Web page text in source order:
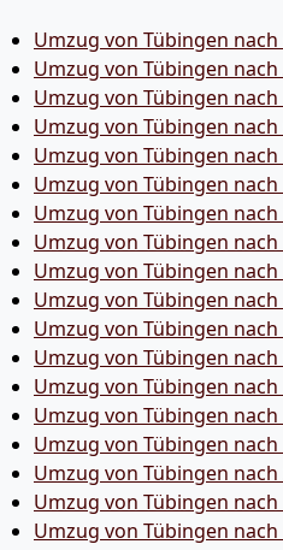
Umzug von Tübingen
Umzug von Tübingen nach
Umzug von Tübingen nach
Umzug von Tübingen
Umzug von Tübingen nach
Umzug von Tübingen
Umzug von Tübingen
Umzug von Tübingen
Umzug von Tübingen
Umzug von Tübingen nach
Umzug von Tübingen
Umzug von Tübingen
Umzug von Tübingen
Umzug von Tübingen nach
Umzug von Tübingen nach
Umzug von Tübingen
Umzug von Tübingen
Umzug von Tübingen